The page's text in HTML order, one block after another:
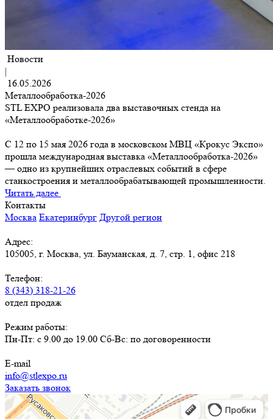
Новости
|
16.05.2026
Металлообработка-2026
STL EXPO реализовала два выставочных стенда на
«Металлообработке-2026»
С 12 по 15 мая 2026 года в московском МВЦ «Крокус Экспо»
прошла международная выставка «Металлообработка-2026»
— одно из крупнейших отраслевых событий в сфере
станкостроения и металлообрабатывающей промышленности.
Читать далее
Контакты
Москва Екатеринбург Другой регион
Адрес:
105005, г. Москва, ул. Бауманская, д. 7, стр. 1, офис 218
Телефон:
8 (343) 318-21-26
отдел продаж
Режим работы:
Пн-Пт: с 9.00 до 19.00 Сб-Вс: по договоренности
E-mail
info@stlexpo.ru
Заказать звонок